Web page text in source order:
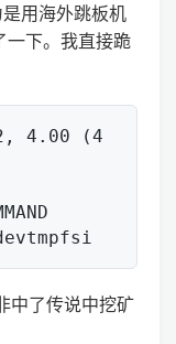
用海外跳板机
下。我直接跪
4.00 (4
中了传说中挖矿